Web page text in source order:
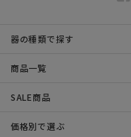
器の種類で探す
商品一覧
SALE商品
価格別で選ぶ